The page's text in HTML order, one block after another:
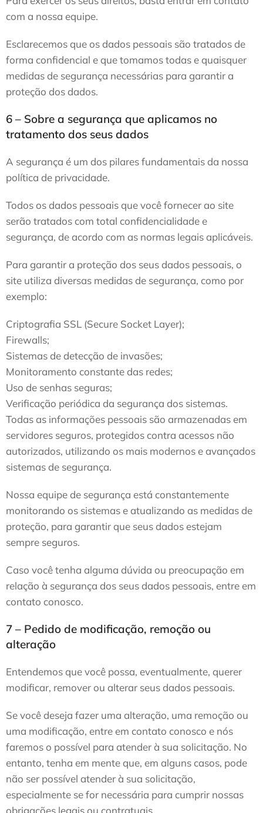
com a nossa equipe.
Esclarecemos que os dados pessoais são tratados de
forma confidencial e que tomamos todas e quaisquer
medidas de segurança necessárias para garantir a
proteção dos dados.
6 – Sobre a segurança que aplicamos no
tratamento dos seus dados
A segurança é um dos pilares fundamentais da nossa
política de privacidade.
Todos os dados pessoais que você fornecer ao site
serão tratados com total confidencialidade e
segurança, de acordo com as normas legais aplicáveis.
Para garantir a proteção dos seus dados pessoais, o
site utiliza diversas medidas de segurança, como por
exemplo:
Criptografia SSL (Secure Socket Layer);
Firewalls;
Sistemas de detecção de invasões;
Monitoramento constante das redes;
Uso de senhas seguras;
Verificação periódica da segurança dos sistemas.
Todas as informações pessoais são armazenadas em
servidores seguros, protegidos contra acessos não
autorizados, utilizando os mais modernos e avançados
sistemas de segurança.
Nossa equipe de segurança está constantemente
monitorando os sistemas e atualizando as medidas de
proteção, para garantir que seus dados estejam
sempre seguros.
Caso você tenha alguma dúvida ou preocupação em
relação à segurança dos seus dados pessoais, entre em
contato conosco.
7 – Pedido de modificação, remoção ou
alteração
Entendemos que você possa, eventualmente, querer
modificar, remover ou alterar seus dados pessoais.
Se você deseja fazer uma alteração, uma remoção ou
uma modificação, entre em contato conosco e nós
faremos o possível para atender à sua solicitação. No
entanto, tenha em mente que, em alguns casos, pode
não ser possível atender à sua solicitação,
especialmente se for necessária para cumprir nossas